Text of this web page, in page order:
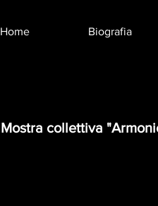
Home Biografia
Mostra collettiva